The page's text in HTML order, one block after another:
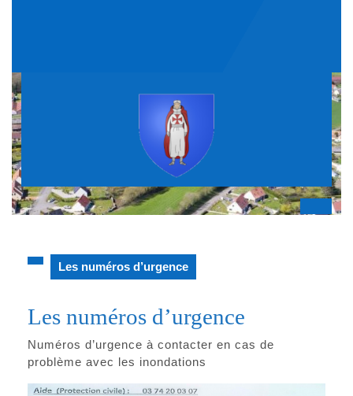
content
Les numéros d’urgence
Les numéros d’urgence
Numéros d’urgence à contacter en cas de
problème avec les inondations